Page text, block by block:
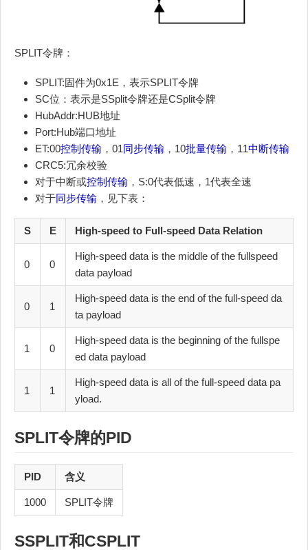
SPLIT令牌：
SPLIT:固件为0x1E，表示SPLIT令牌
SC位：表示是SSplit令牌还是CSplit令牌
HubAddr:HUB地址
Port:Hub端口地址
ET:00控制传输 ，01同步传输 ，10批量传输 ，11中断传输
CRC5:冗余校验
对于中断或控制传输 ，S:0代表低速，1代表全速
对于同步传输 ，见下表：
S E High-speed to Full-speed Data Relation
0 0
High-speed data is the middle of the fullspeed
data payload
0 1
High-speed data is the end of the full-speed da
ta payload
1 0
High-speed data is the beginning of the fullspe
ed data payload
1 1
High-speed data is all of the full-speed data pa
yload.
SPLIT令牌的PID
PID 含义
1000 SPLIT令牌
SSPLIT和CSPLIT